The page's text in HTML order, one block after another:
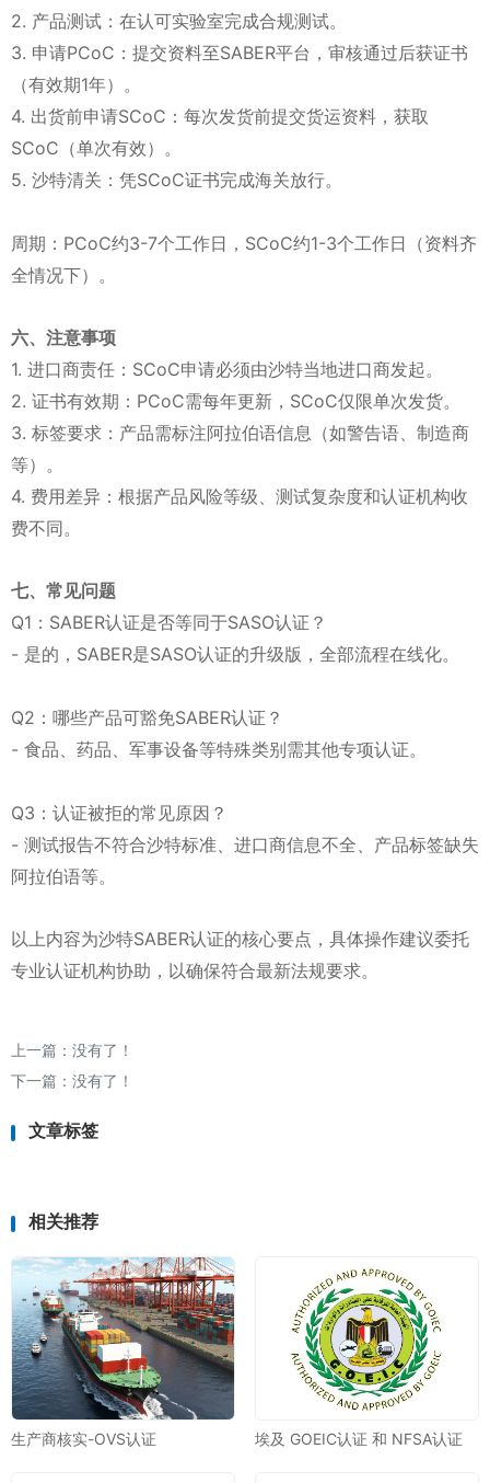
2. 产品测试：在认可实验室完成合规测试。
3. 申请PCoC：提交资料至SABER平台，审核通过后获证书
（有效期1年）。
4. 出货前申请SCoC：每次发货前提交货运资料，获取
SCoC（单次有效）。
5. 沙特清关：凭SCoC证书完成海关放行。
周期：PCoC约3-7个工作日，SCoC约1-3个工作日（资料齐
全情况下）。
六、注意事项
1. 进口商责任：SCoC申请必须由沙特当地进口商发起。
2. 证书有效期：PCoC需每年更新，SCoC仅限单次发货。
3. 标签要求：产品需标注阿拉伯语信息（如警告语、制造商
等）。
4. 费用差异：根据产品风险等级、测试复杂度和认证机构收
费不同。
七、常见问题
Q1：SABER认证是否等同于SASO认证？
- 是的，SABER是SASO认证的升级版，全部流程在线化。
Q2：哪些产品可豁免SABER认证？
- 食品、药品、军事设备等特殊类别需其他专项认证。
Q3：认证被拒的常见原因？
- 测试报告不符合沙特标准、进口商信息不全、产品标签缺失
阿拉伯语等。
以上内容为沙特SABER认证的核心要点，具体操作建议委托
专业认证机构协助，以确保符合最新法规要求。
上一篇：没有了！
下一篇：没有了！
文章标签
相关推荐
生产商核实-OVS认证 埃及 GOEIC认证 和 NFSA认证